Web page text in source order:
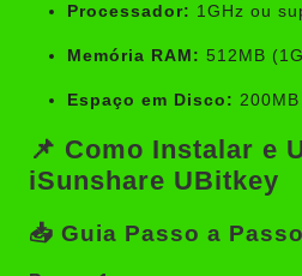
Processador: 1GHz ou
Memória RAM: 512MB
Espaço em Disco:
📌 Como Instalar e
iSunshare UBitkey
📥 Guia Passo a Passo